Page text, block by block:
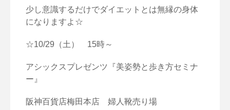
少し意識するだけでダイエットとは無縁の身体
になりますよ☆
☆10/29（土） 15時～
アシックスプレゼンツ『美姿勢と歩き方セミナ
ー』
阪神百貨店梅田本店 婦人靴売り場